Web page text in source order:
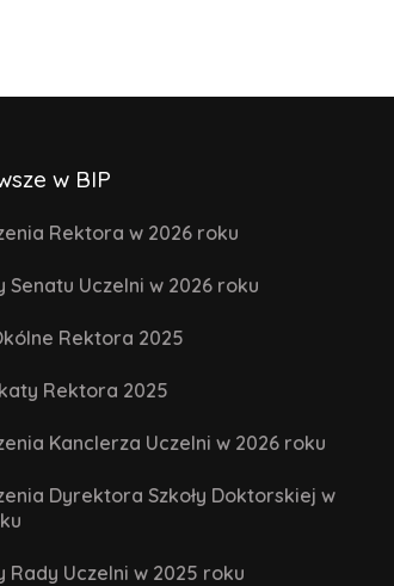
w BIP
Rektora w 2026 roku
Senatu Uczelni w 2026 roku
Rektora 2025
Rektora 2025
Kanclerza Uczelni w 2026 roku
Dyrektora Szkoły Doktorskiej w
Rady Uczelni w 2025 roku